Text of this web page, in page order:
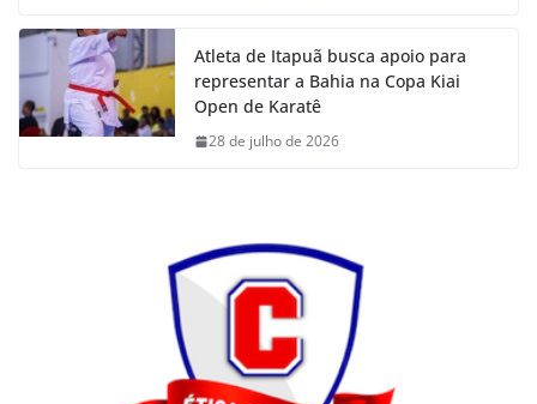
Atleta de Itapuã busca apoio para
representar a Bahia na Copa Kiai
Open de Karatê
28 de julho de 2026